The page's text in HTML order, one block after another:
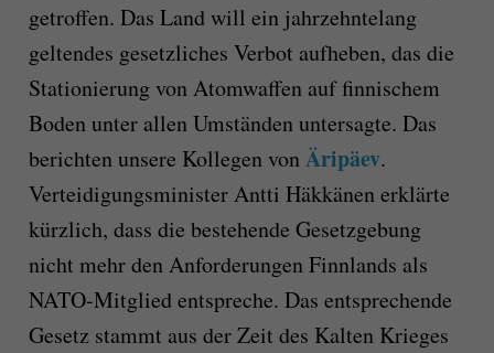
getroffen. Das Land will ein jahrzehntelang
geltendes gesetzliches Verbot aufheben, das die
Stationierung von Atomwaffen auf finnischem
Boden unter allen Umständen untersagte. Das
berichten unsere Kollegen vonÄripäev.
Verteidigungsminister Antti Häkkänen erklärte
kürzlich, dass die bestehende Gesetzgebung
nicht mehr den Anforderungen Finnlands als
NATO-Mitglied entspreche. Das entsprechende
Gesetz stammt aus der Zeit des Kalten Krieges